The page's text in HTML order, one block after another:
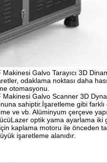
Galvo Tarayıcı 3D
odaklama noktası daha
otomasyonu.
Galvo Scanner 3D
sahiptir.İşaretleme gibi
ve vb. Alüminyum çerçeve
optik yama ayarlama iki
kaplama motoru ile önceden
işaretleme alanıdır.